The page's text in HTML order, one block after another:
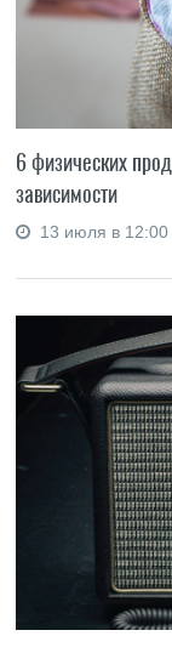
6 физических
зависимости
13 июля в 12:00